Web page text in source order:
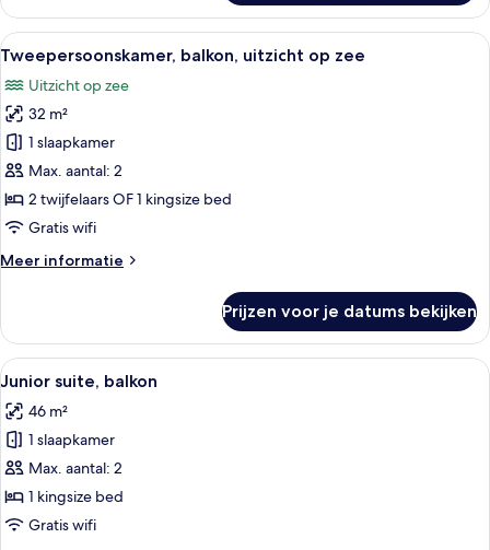
tweepersoonskamer,
balkon
Alle
foto's
voor
Tweepersoonskamer,
balkon,
uitzicht
op
zee
Een hotelkamer met een bed, een
2
Tweepersoonskamer, balkon, uitzicht op zee
Uitzicht op zee
32 m²
1 slaapkamer
Max. aantal: 2
2 twijfelaars OF 1 kingsize bed
Gratis wifi
Meer informatie
Meer
balkon,
uitzicht
op
Prijzen voor je datums bekijken
Alle
foto's
voor
Junior
suite,
balkon
laden
Een moderne hotelkamer met een
2
Junior suite, balkon
46 m²
1 slaapkamer
Max. aantal: 2
1 kingsize bed
Gratis wifi